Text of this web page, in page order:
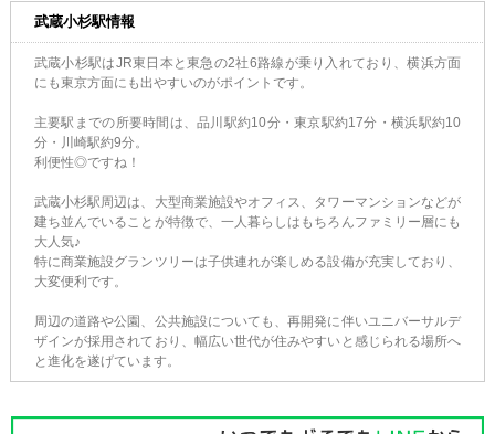
武蔵小杉駅情報
武蔵小杉駅はJR東日本と東急の2社6路線が乗り入れており、横浜方面
にも東京方面にも出やすいのがポイントです。
主要駅までの所要時間は、品川駅約10分・東京駅約17分・横浜駅約10
分・川崎駅約9分。
利便性◎ですね！
武蔵小杉駅周辺は、大型商業施設やオフィス、タワーマンションなどが
建ち並んでいることが特徴で、一人暮らしはもちろんファミリー層にも
大人気♪
特に商業施設グランツリーは子供連れが楽しめる設備が充実しており、
大変便利です。
周辺の道路や公園、公共施設についても、再開発に伴いユニバーサルデ
ザインが採用されており、幅広い世代が住みやすいと感じられる場所へ
と進化を遂げています。